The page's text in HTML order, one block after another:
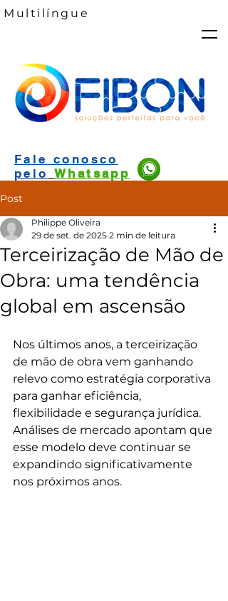
Multilíngue
Fale conosco
pelo
Whatsapp
Post
Terceirização de Mão de
Obra: uma tendência
global em ascensão
Philippe Oliveira
29 de set. de 2025 2 min de leitura
Nos últimos anos, a terceirização
de mão de obra vem ganhando
relevo como estratégia corporativa
para ganhar eficiência,
flexibilidade e segurança jurídica.
Análises de mercado apontam que
esse modelo deve continuar se
expandindo significativamente
nos próximos anos.